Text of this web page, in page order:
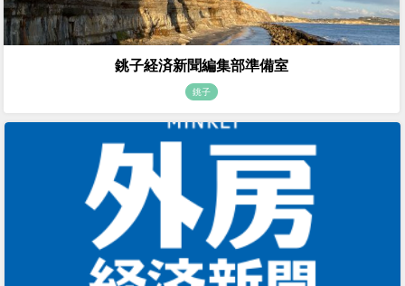
銚子経済新聞編集部準備室
銚子